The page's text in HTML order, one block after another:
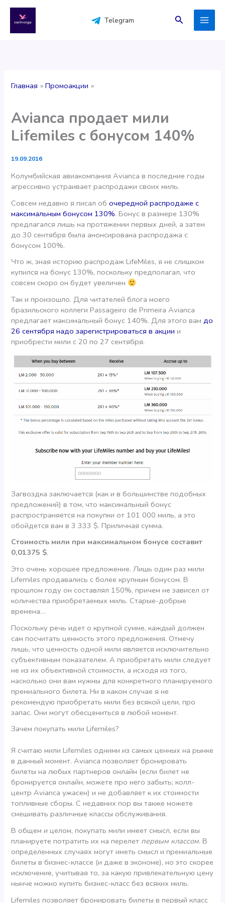
содержимому
Telegram Поиск
Главная Промоакции
Avianca продает мили
Lifemiles с бонусом 140%
19.09.2016
Колумбийская авиакомпания Avianca в последние годы
агрессивно устраивает распродажи своих миль.
Совсем недавно я писал обочередной распродаже с
максимальным бонусом 130%. Бонус в размере 130%
предлагался лишь на протяжении первых дней, а затем
до 30 сентября была анонсирована распродажа с
бонусом 100%.
Что ж, зная историю распродаж LifeMiles, я не слишком
купился на бонус 130%, поскольку предполагал, что
совсем скоро он будет увеличен
Так и произошло. Для читателей блога моего
бразильского коллеги Passageiro de Primeira Avianca
предлагает максимальный бонус 140%. Для этого вамдо
26 сентября надо зарегистрироваться в акции и
приобрести мили с 20 по 27 сентября.
Загвоздка заключается (как и в большинстве подобных
предложений) в том, что максимальный бонус
распространяется на покупки от 101 000 миль, а это
обойдется вам в 3 333 $. Приличная сумма.
Стоимость мили при максимальном бонусе составит
0,01375 $.
Это очень хорошее предложение. Лишь один раз мили
Lifemiles продавались с более крупным бонусом. В
прошлом году он составлял 150%, причем не зависел от
количества приобретаемых миль. Старые-добрые
времена…
Поскольку речь идет о крупной сумме, каждый должен
сам посчитать ценность этого предложения. Отмечу
лишь, что ценность одной мили является исключительно
субъективным показателем. А приобретать мили следует
не из их объективной стоимости, а исходя из того,
насколько они вам нужны для конкретного планируемого
премиального билета. Ни в каком случае я не
рекомендую приобретать мили без всякой цели, про
запас. Они могут обесцениться в любой момент.
Зачем покупать мили Lifemiles?
Я считаю мили Lifemiles одними из самых ценных на рынке
в данный момент. Avianca позволяет бронировать
билеты на любых партнеров онлайн (если билет не
бронируется онлайн, можете про него забыть; колл-
центр Avianca ужасен) и не добавляет к их стоимости
топливные сборы. С недавних пор вы также можете
смешивать различные классы обслуживания.
В общем и целом, покупать мили имеет смысл, если вы
планируете потратить их на перелет первым классом. В
определенных случаях могут иметь смысл и премиальные
билеты в бизнес-классе (и даже в экономе), но это скорее
исключение, учитывая то, за какую привлекательную цену
нынче можно купить бизнес-класс без всяких миль.
Lifemiles позволяет бронировать билеты в первый класс